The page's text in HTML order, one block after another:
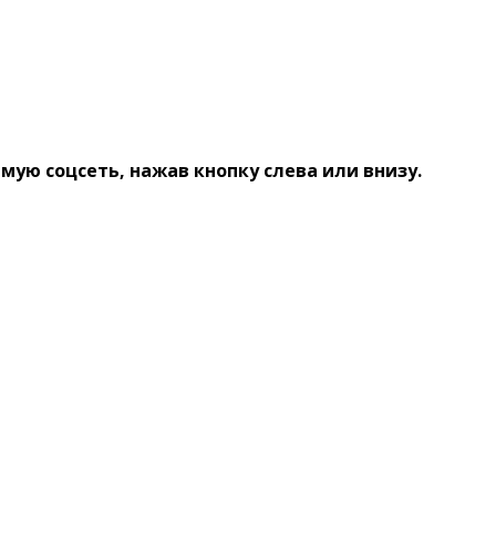
соцсеть, нажав кнопку слева или внизу.